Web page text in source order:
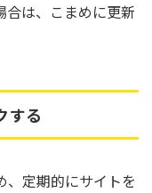
合は、こまめに更新
する
、定期的にサイトを